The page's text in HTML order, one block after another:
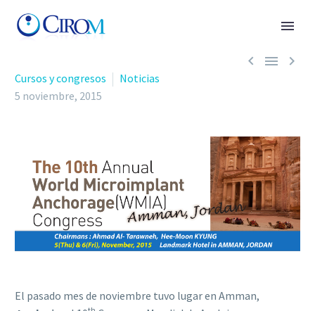
  
Cursos y congresos
Noticias
5 noviembre, 2015
El pasado mes de noviembre tuvo lugar en Amman,